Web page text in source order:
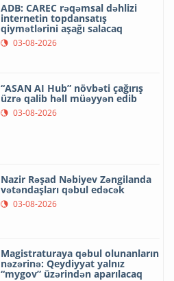
ADB: CAREC rəqəmsal dəhlizi
internetin topdansatış
qiymətlərini aşağı salacaq
03-08-2026
“ASAN AI Hub” növbəti çağırış
üzrə qalib həll müəyyən edib
03-08-2026
Nazir Rəşad Nəbiyev Zəngilanda
vətəndaşları qəbul edəcək
03-08-2026
Magistraturaya qəbul olunanların
nəzərinə: Qeydiyyat yalnız
“mygov” üzərindən aparılacaq